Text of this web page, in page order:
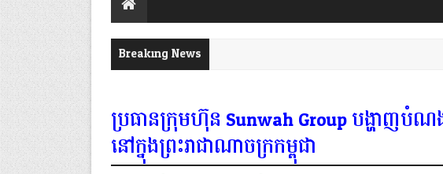
Breaking News
ប្រធានក្រុមហ៊ុន Sunwah Group បង្ហាញបំណ
នៅក្នុង​ព្រះរាជាណាចក្រកម្ពុជា